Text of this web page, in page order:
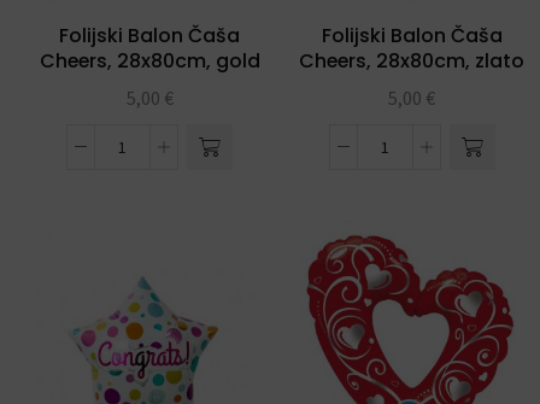
Folijski Balon Čaša
Cheers, 28x80cm, gold
5,00 €
Folijski Balon Čaša
Cheers, 28x80cm, zlato
5,00 €